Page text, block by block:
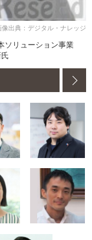
像出典：デジタル・ナレッジ
ソリューション事業